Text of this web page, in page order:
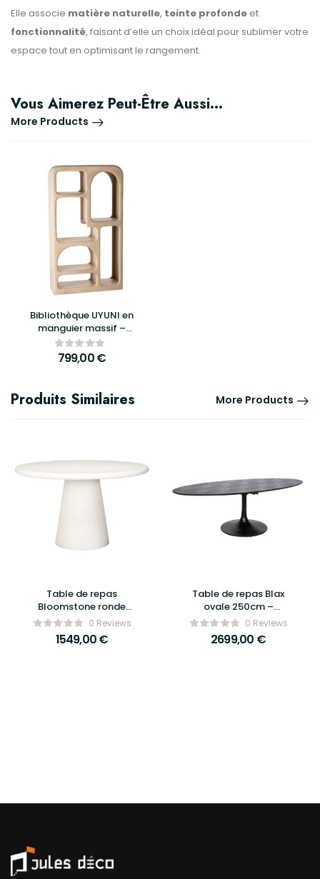
Elle associe matière naturelle, teinte profonde et
fonctionnalité, faisant d’elle un choix idéal pour sublimer votre
espace tout en optimisant le rangement.
Vous Aimerez Peut-Être Aussi…
More Products
Bibliothèque UYUNI en
manguier massif –
ATHEZZA | Meuble de
rangement design et
authentique –
799,00€
Produits Similaires More Products
Table de repas
Bloomstone ronde
Ø130cm blanche –
Richmond Interiors
0 Reviews
1549,00€
Table de repas Blax
ovale 250cm –
Richmond Interiors
0 Reviews
2699,00 €